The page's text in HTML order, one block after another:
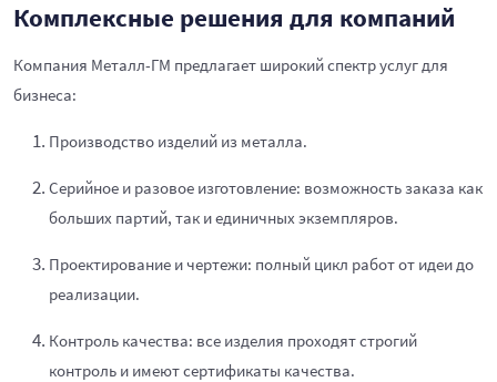
Комплексные решения для компаний
Компания Металл-ГМ предлагает широкий спектр услуг для
бизнеса:
Производство изделий из металла.
Серийное и разовое изготовление: возможность заказа как
больших партий, так и единичных экземпляров.
Проектирование и чертежи: полный цикл работ от идеи до
реализации.
Контроль качества: все изделия проходят строгий
контроль и имеют сертификаты качества.